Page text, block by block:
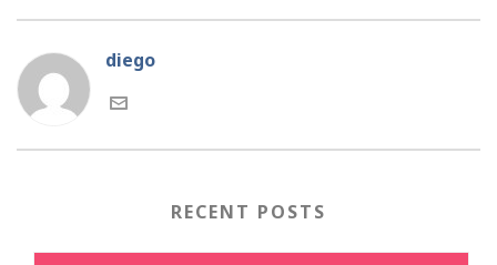
diego
RECENT POSTS